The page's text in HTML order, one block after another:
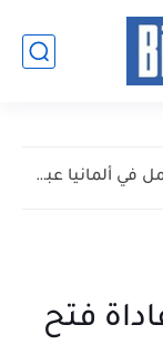
أفضل طرق البحث عن عمل في ألمانيا عبر الإنترنت 2026
فتح